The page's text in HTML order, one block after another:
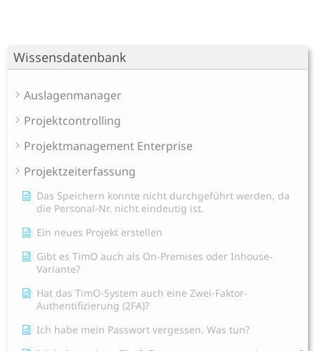
Wissensdatenbank
Auslagenmanager
Projektcontrolling
Projektmanagement Enterprise
Projektzeiterfassung
Das Speichern konnte nicht durchgeführt werden, da
die Personal-Nr. nicht eindeutig ist.
Ein neues Projekt erstellen
Gibt es TimO auch als On-Premises oder Inhouse-
Variante?
Hat das TimO-System auch eine Zwei-Faktor-
Authentifizierung (2FA)?
Ich habe mein Passwort vergessen. Was tun?